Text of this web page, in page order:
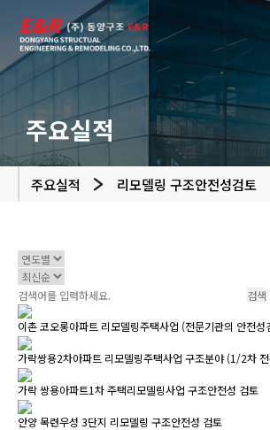
주요실적
주요실적 리모델링 구조안전성검토
이촌 코오롱아파트 리모델링주택사업 (전문기관의 안전
가락쌍용2차아파트 리모델링주택사업 구조분야 (1/2차
가락 쌍용아파트1차 주택리모델링사업 구조안전성 검토
안양 목련우성 3단지 리모델링 구조안전성 검토